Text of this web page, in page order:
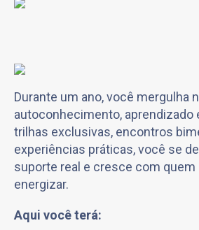
Durante um ano, você mergulha
autoconhecimento, aprendizado
trilhas exclusivas, encontros
experiências práticas, você se
suporte real e cresce com quem
energizar.
Aqui você terá: